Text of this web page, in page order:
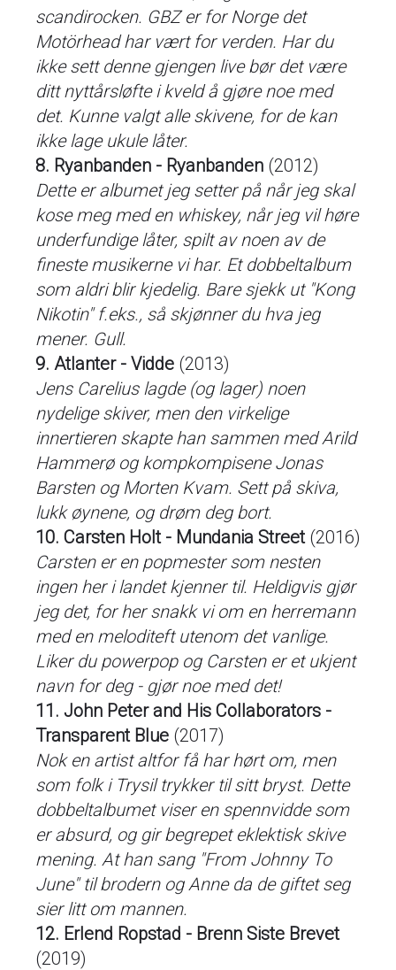
scandirocken. GBZ er for Norge det
Motörhead har vært for verden. Har du
ikke sett denne gjengen live bør det være
ditt nyttårsløfte i kveld å gjøre noe med
det. Kunne valgt alle skivene, for de kan
ikke lage ukule låter.
8. Ryanbanden - Ryanbanden (2012)
Dette er albumet jeg setter på når jeg skal
kose meg med en whiskey, når jeg vil høre
underfundige låter, spilt av noen av de
fineste musikerne vi har. Et dobbeltalbum
som aldri blir kjedelig. Bare sjekk ut "Kong
Nikotin" f.eks., så skjønner du hva jeg
mener. Gull.
9. Atlanter - Vidde (2013)
Jens Carelius lagde (og lager) noen
nydelige skiver, men den virkelige
innertieren skapte han sammen med Arild
Hammerø og kompkompisene Jonas
Barsten og Morten Kvam. Sett på skiva,
lukk øynene, og drøm deg bort.
10. Carsten Holt - Mundania Street (2016)
Carsten er en popmester som nesten
ingen her i landet kjenner til. Heldigvis gjør
jeg det, for her snakk vi om en herremann
med en meloditeft utenom det vanlige.
Liker du powerpop og Carsten er et ukjent
navn for deg - gjør noe med det!
11. John Peter and His Collaborators -
Transparent Blue (2017)
Nok en artist altfor få har hørt om, men
som folk i Trysil trykker til sitt bryst. Dette
dobbeltalbumet viser en spennvidde som
er absurd, og gir begrepet eklektisk skive
mening. At han sang "From Johnny To
June" til brodern og Anne da de giftet seg
sier litt om mannen.
12. Erlend Ropstad - Brenn Siste Brevet
(2019)